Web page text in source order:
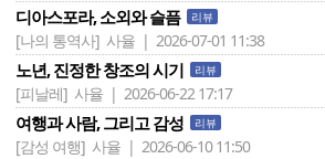
디아스포라, 소외와 슬픔 리뷰
[나의 통역사] 사율 | 2026-07-01 11:38
노년, 진정한 창조의 시기 리뷰
[피날레] 사율 | 2026-06-22 17:17
여행과 사람, 그리고 감성 리뷰
[감성 여행] 사율 | 2026-06-10 11:50